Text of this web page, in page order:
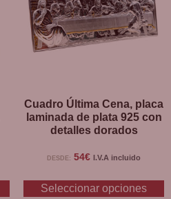
Cuadro Última Cena, placa
laminada de plata 925 con
detalles dorados
DESDE: 54€ I.V.A incluido
Seleccionar opciones